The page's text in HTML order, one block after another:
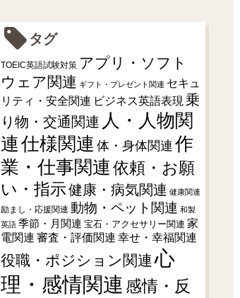
タグ
TOEIC英語試験対策 アプリ・ソフト
ウェア関連 ギフト・プレゼント関連 セキュ
リティ・安全関連 ビジネス英語表現 乗
り物・交通関連 人・人物関
連仕様関連 体・身体関連 作
業・仕事関連依頼・お願
い・指示健康・病気関連 健康関連
励まし・応援関連 動物・ペット関連 和製
英語 季節・月関連 宝石・アクセサリー関連 家
電関連 審査・評価関連 幸せ・幸福関連
役職・ポジション関連 心
理・感情関連 感情・反